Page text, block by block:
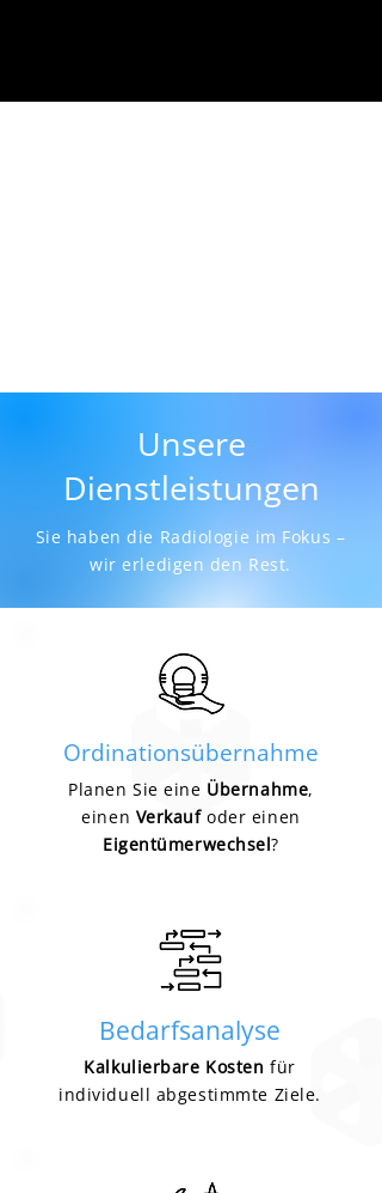
Unsere
Dienstleistungen
Sie haben die Radiologie im Fokus –
wir erledigen den Rest.
Ordinationsübernahme
Planen Sie eine Übernahme,
einen Verkaufoder einen
Eigentümerwechsel?
Bedarfsanalyse
Kalkulierbare Kosten für
individuell abgestimmte Ziele.